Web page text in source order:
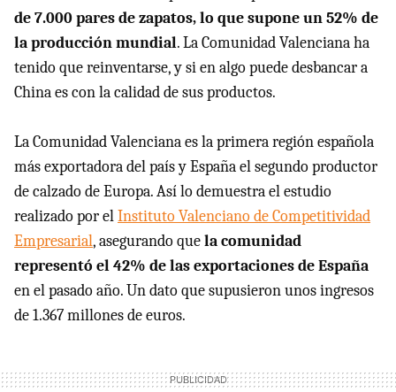
de 7.000 pares de zapatos, lo que supone un 52% de
la producción mundial. La Comunidad Valenciana ha
tenido que reinventarse, y si en algo puede desbancar a
China es con la calidad de sus productos.
La Comunidad Valenciana es la primera región española
más exportadora del país y España el segundo productor
de calzado de Europa. Así lo demuestra el estudio
realizado por elInstituto Valenciano de Competitividad
Empresarial, asegurando quela comunidad
representó el 42% de las exportaciones de España
en el pasado año. Un dato que supusieron unos ingresos
de 1.367 millones de euros.